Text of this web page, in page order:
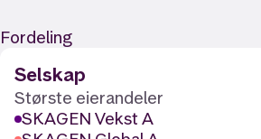
Fordeling
Selskap
Største eierandeler
SKAGEN Vekst A